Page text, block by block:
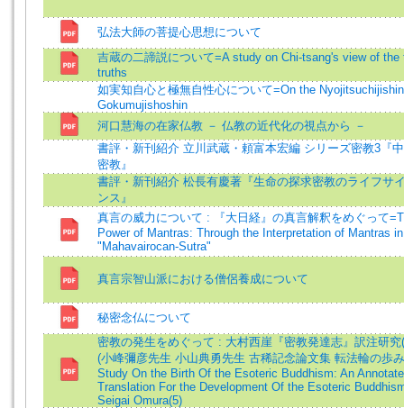
弘法大師の菩提心思想について
吉蔵の二諦説について=A study on Chi-tsang's view of the
truths
如実知自心と極無自性心について=On the
Gokumujishoshin
河口慧海の在家仏教 － 仏教の近代化の視点から －
書評・新刊紹介 立川武蔵・頼富本宏編 シリーズ密教3『
密教』
書評・新刊紹介 松長有慶著『生命の探求密教のライフサ
ンス』
真言の威力について : 『大日経』の真言解釈をめぐって
Power of Mantras: Through the Interpretation of Mantras
"Mahavairocan-Sutra"
真言宗智山派における僧侶養成について
秘密念仏について
密教の発生をめぐって : 大村西崖『密教発達志』訳注研究
(小峰彌彦先生 小山典勇先生 古稀記念論文集 転法輪の歩
Study On the Birth Of the Esoteric Buddhism: An
Translation For the Development Of the Esoteric
Seigai Omura(5)